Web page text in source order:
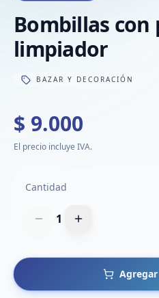
Bombillas con
limpiador
BAZAR Y DECORACIÓN
$ 9.000
El precio incluye IVA.
Cantidad
1